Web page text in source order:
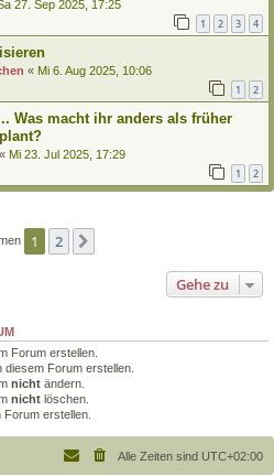
27. Sep 2025, 17:25
1 2 3 4
« Mi 6. Aug 2025, 10:06
1 2
Was macht ihr anders als früher
« Mi 23. Jul 2025, 17:29
1 2
1 2
Gehe zu
Forum erstellen.
Forum erstellen.
nicht ändern.
nicht löschen.
Forum erstellen.
Alle Zeiten sind UTC+02:00